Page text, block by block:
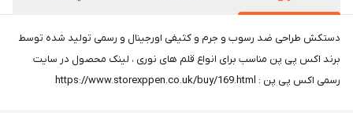
دستکش طراحی ضد رسوب و جرم و کثیفی اورجینال و رسمی تولید شده توسط
برند اکس پی پن مناسب برای انواع قلم های نوری ، لینک محصول در سایت
رسمی اکس پی پن : https://www.storexppen.co.uk/buy/169.html